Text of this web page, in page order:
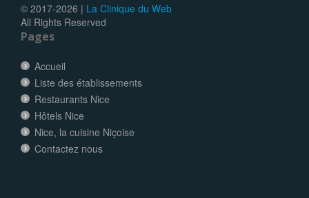
© 2017-2026 | La Clinique du Web
All Rights Reserved
Pages
Accueil
Liste des établissements
Restaurants Nice
Hôtels Nice
Nice, la cuisine Niçoise
Contactez nous